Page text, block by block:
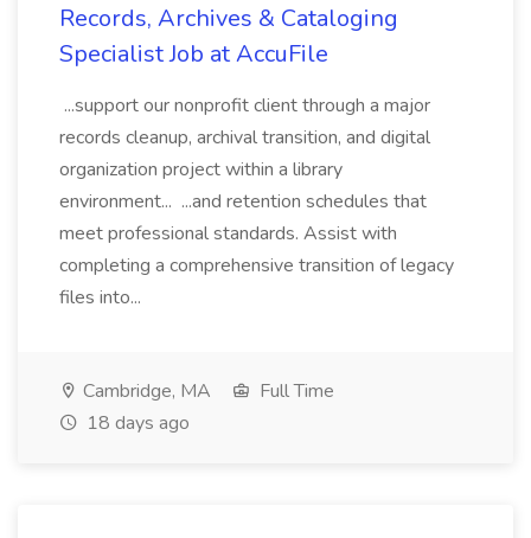
Records, Archives & Cataloging
Specialist Job at AccuFile
...support our nonprofit client through a major
records cleanup, archival transition, and digital
organization project within a library
environment... ...and retention schedules that
meet professional standards. Assist with
completing a comprehensive transition of legacy
files into...
Cambridge, MA
Full Time
18 days ago